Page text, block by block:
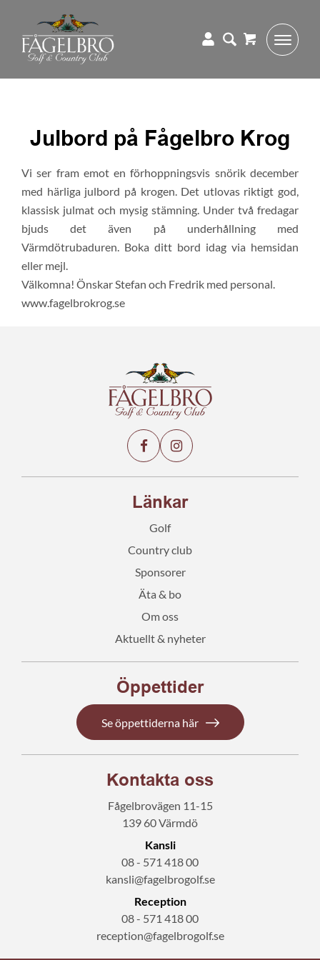
Julbord på Fågelbro Krog
Vi ser fram emot en förhoppningsvis snörik december
med härliga julbord på krogen. Det utlovas riktigt god,
klassisk julmat och mysig stämning. Under två fredagar
bjuds det även på underhållning med
Värmdötrubaduren. Boka ditt bord idag via hemsidan
eller mejl.
Välkomna! Önskar Stefan och Fredrik med personal.
www.fagelbrokrog.se
Länkar
Golf
Country club
Sponsorer
Äta & bo
Om oss
Aktuellt & nyheter
Öppettider
Se öppettiderna här
Kontakta oss
Fågelbrovägen 11-15
139 60 Värmdö
Kansli
08 - 571 418 00
kansli@fagelbrogolf.se
Reception
08 - 571 418 00
reception@fagelbrogolf.se